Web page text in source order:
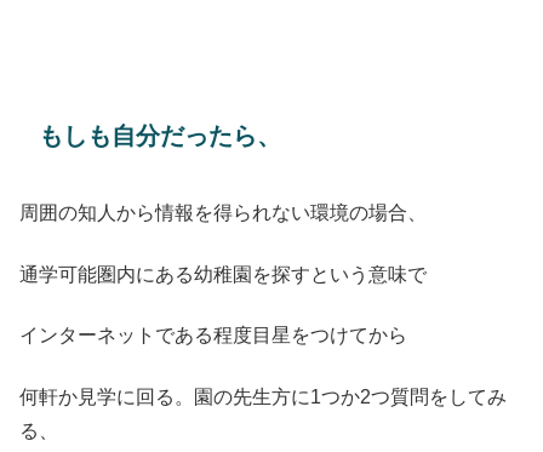
もしも自分だったら、
周囲の知人から情報を得られない環境の場合、
通学可能圏内にある幼稚園を探すという意味で
インターネットである程度目星をつけてから
何軒か見学に回る。園の先生方に1つか2つ質問をしてみ
る、